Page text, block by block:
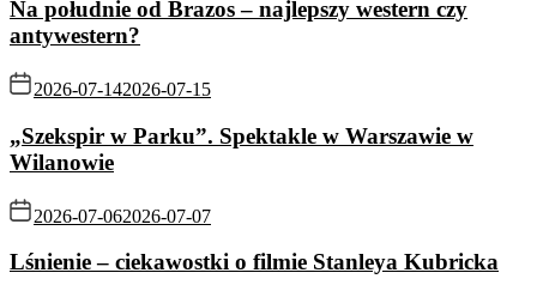
Na południe od Brazos – najlepszy western czy
antywestern?
2026-07-142026-07-15
„Szekspir w Parku”. Spektakle w Warszawie w
Wilanowie
2026-07-062026-07-07
Lśnienie – ciekawostki o filmie Stanleya Kubricka